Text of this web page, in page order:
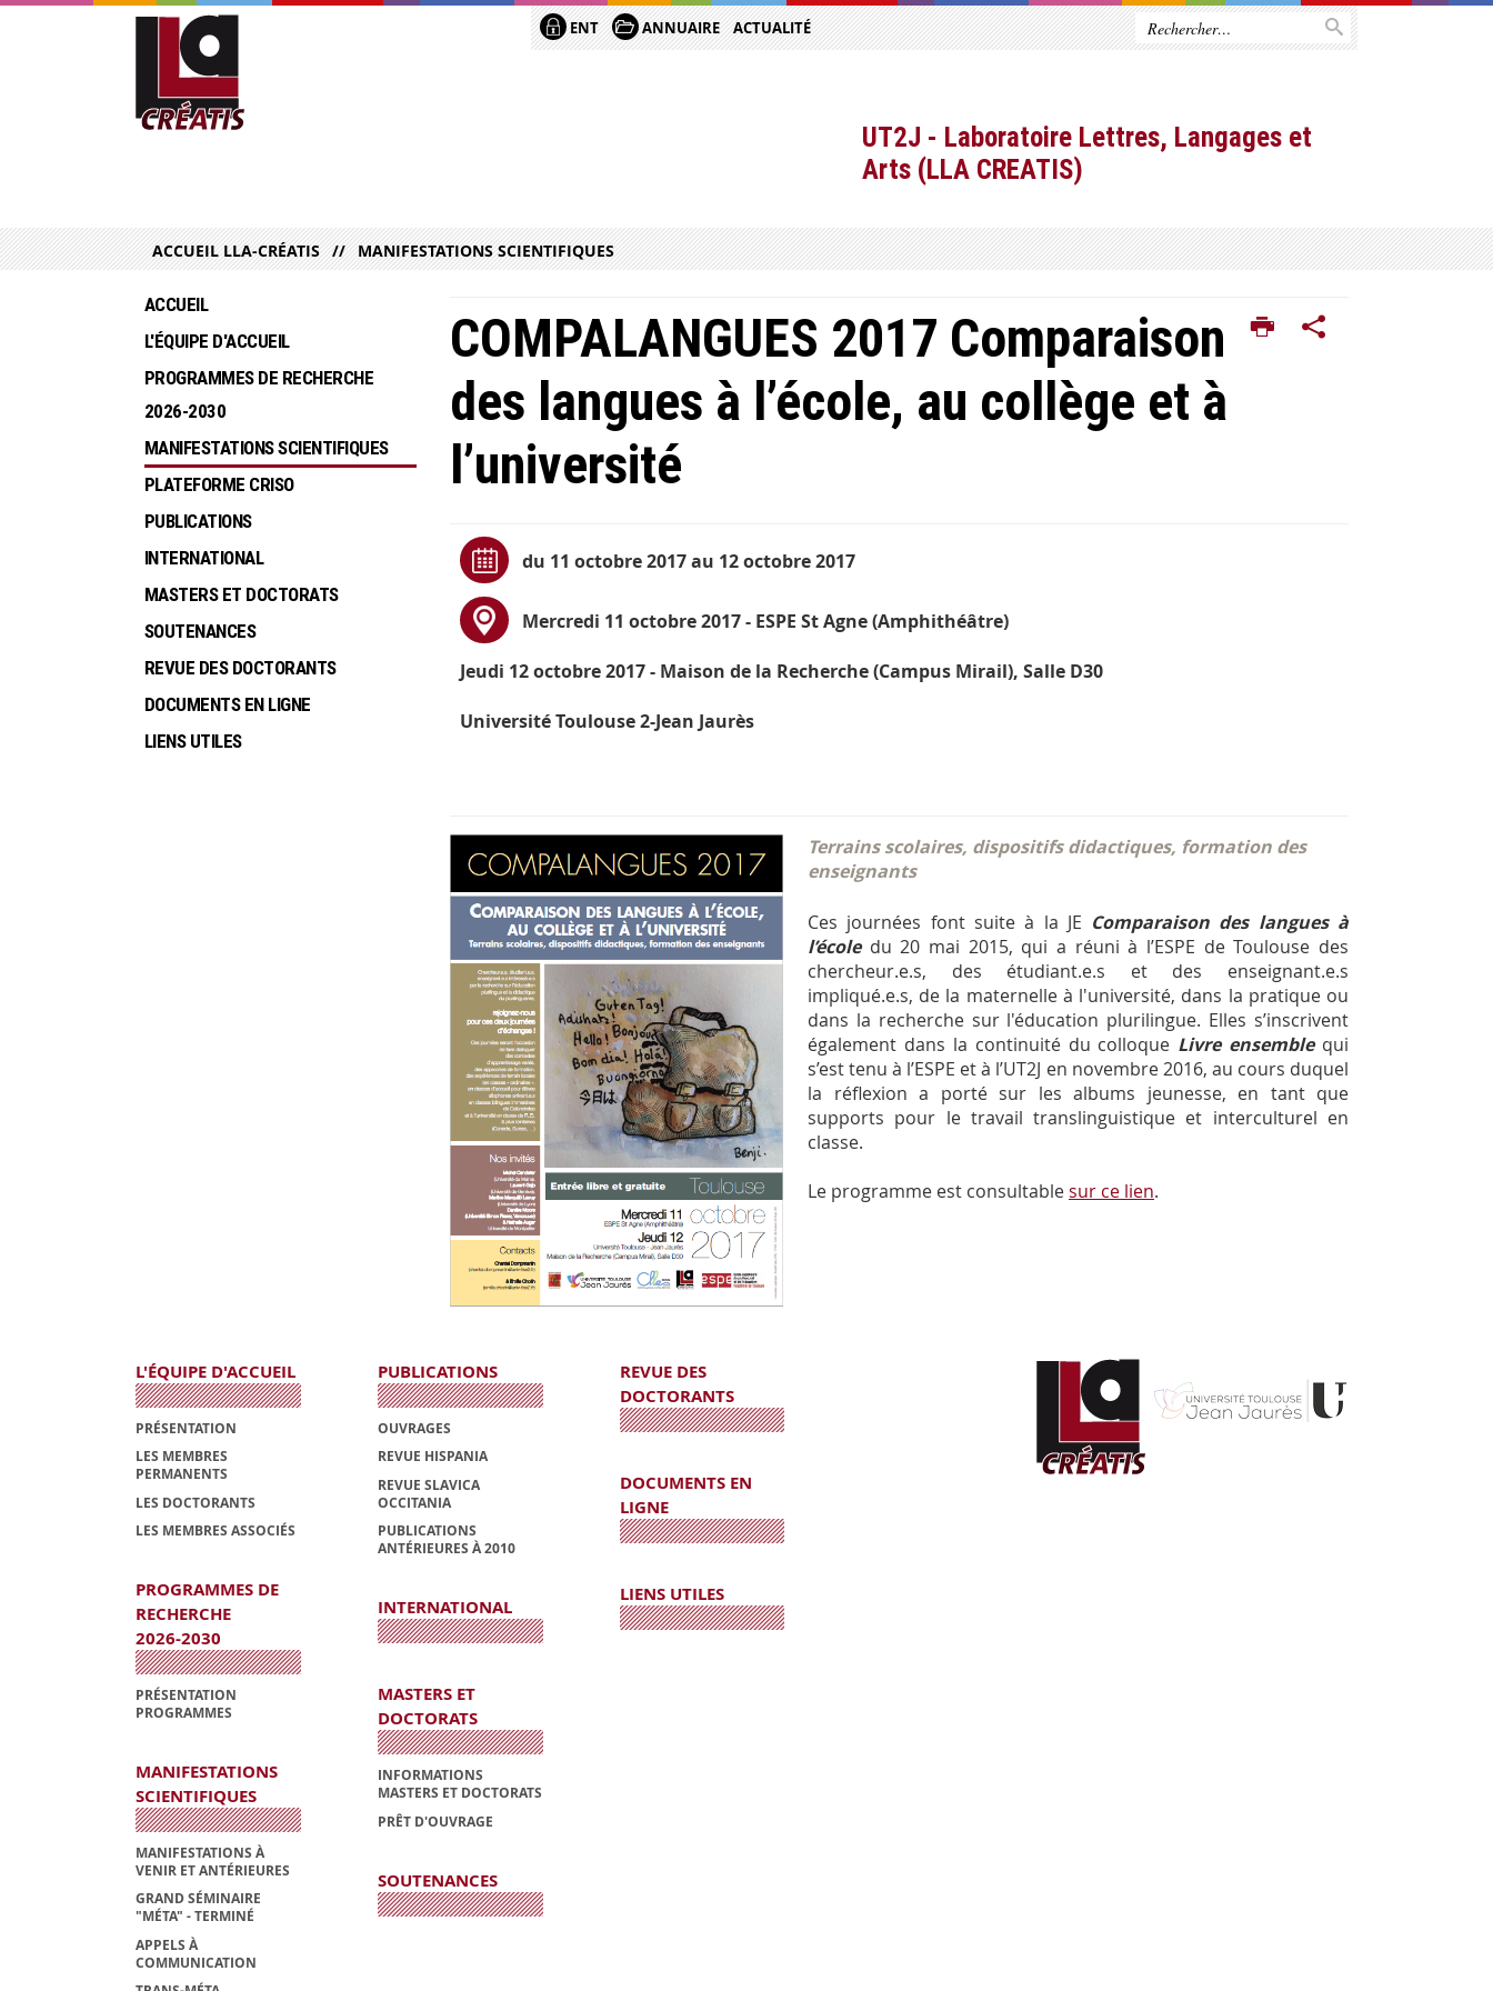
ENT ANNUAIRE ACTUALITÉ
UT2J - Laboratoire Lettres, Langages et
Arts (LLA CREATIS)
ACCUEIL LLA-CRÉATIS MANIFESTATIONS SCIENTIFIQUES
COMPALANGUES 2017 Comparaison
des langues à l’école, au collège et à
l’université
du 11 octobre 2017 au 12 octobre 2017
Mercredi 11 octobre 2017 - ESPE St Agne (Amphithéâtre)
Jeudi 12 octobre 2017 - Maison de la Recherche (Campus Mirail), Salle D30
Université Toulouse 2-Jean Jaurès
Terrains scolaires, dispositifs didactiques, formation des
enseignants
Ces journées font suite à la JE Comparaison des langues à
l’écoledu 20 mai 2015, qui a réuni à l’ESPE de Toulouse des
chercheur.e.s, des étudiant.e.s et des enseignant.e.s
impliqué.e.s, de la maternelle à l'université, dans la pratique ou
dans la recherche sur l'éducation plurilingue. Elles s’inscrivent
également dans la continuité du colloque Livre ensemblequi
s’est tenu à l’ESPE et à l’UT2J en novembre 2016, au cours duquel
la réflexion a porté sur les albums jeunesse, en tant que
supports pour le travail translinguistique et interculturel en
classe.
Le programme est consultablesur ce lien.
ACCUEIL
L'ÉQUIPE D'ACCUEIL
PROGRAMMES DE RECHERCHE
2026-2030
MANIFESTATIONS SCIENTIFIQUES
PLATEFORME CRISO
PUBLICATIONS
INTERNATIONAL
MASTERS ET DOCTORATS
SOUTENANCES
REVUE DES DOCTORANTS
DOCUMENTS EN LIGNE
LIENS UTILES
L'ÉQUIPE D'ACCUEIL
PRÉSENTATION
LES MEMBRES
PERMANENTS
LES DOCTORANTS
LES MEMBRES ASSOCIÉS
PROGRAMMES DE
RECHERCHE
2026-2030
PRÉSENTATION
PROGRAMMES
MANIFESTATIONS
SCIENTIFIQUES
MANIFESTATIONS À
VENIR ET ANTÉRIEURES
GRAND SÉMINAIRE
"MÉTA" - TERMINÉ
APPELS À
COMMUNICATION
PUBLICATIONS
OUVRAGES
REVUE HISPANIA
REVUE SLAVICA
OCCITANIA
PUBLICATIONS
ANTÉRIEURES À 2010
INTERNATIONAL
MASTERS ET
DOCTORATS
INFORMATIONS
MASTERS ET DOCTORATS
PRÊT D'OUVRAGE
SOUTENANCES
REVUE DES
DOCTORANTS
DOCUMENTS EN
LIGNE
LIENS UTILES